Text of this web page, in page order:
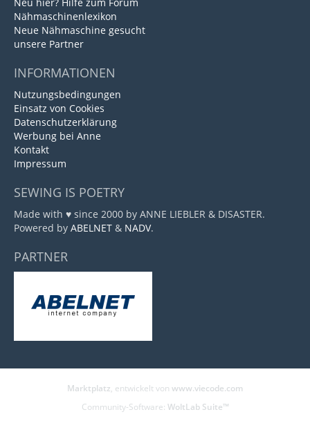
Nähmaschinenlexikon
Neue Nähmaschine gesucht
unsere Partner
INFORMATIONEN
Nutzungsbedingungen
Einsatz von Cookies
Datenschutzerklärung
Werbung bei Anne
Kontakt
Impressum
SEWING IS POETRY
Made with ♥ since 2000 by ANNE LIEBLER & DISASTER.
Powered by ABELNET & NADV.
PARTNER
Marktplatz, entwickelt von www.viecode.com
Community-Software: WoltLab Suite™